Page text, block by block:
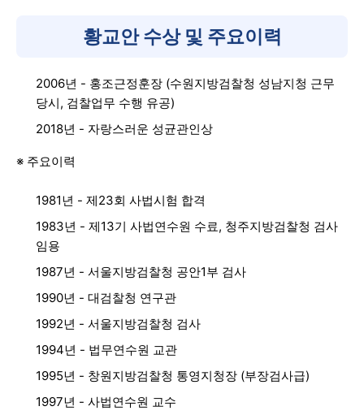
황교안 수상 및 주요이력
2006년 - 홍조근정훈장 (수원지방검찰청 성남지청 근무
당시, 검찰업무 수행 유공)
2018년 - 자랑스러운 성균관인상
※ 주요이력
1981년 - 제23회 사법시험 합격
1983년 - 제13기 사법연수원 수료, 청주지방검찰청 검사
임용
1987년 - 서울지방검찰청 공안1부 검사
1990년 - 대검찰청 연구관
1992년 - 서울지방검찰청 검사
1994년 - 법무연수원 교관
1995년 - 창원지방검찰청 통영지청장 (부장검사급)
1997년 - 사법연수원 교수